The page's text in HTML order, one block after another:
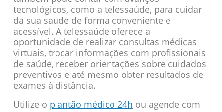
tecnológicos, como a telessaúde, para cuidar
da sua saúde de forma conveniente e
acessível. A telessaúde oferece a
oportunidade de realizar consultas médicas
virtuais, trocar informações com profissionais
de saúde, receber orientações sobre cuidados
preventivos e até mesmo obter resultados de
exames à distância.
Utilize o plantão médico 24h ou agende com